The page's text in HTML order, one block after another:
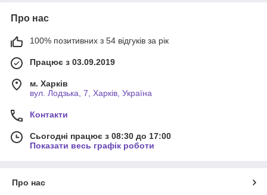
Про нас
100% позитивних з 54 відгуків за рік
Працює з 03.09.2019
м. Харків
вул. Лодзька, 7, Харків, Україна
Контакти
Сьогодні працює з 08:30 до 17:00
Показати весь графік роботи
Про нас